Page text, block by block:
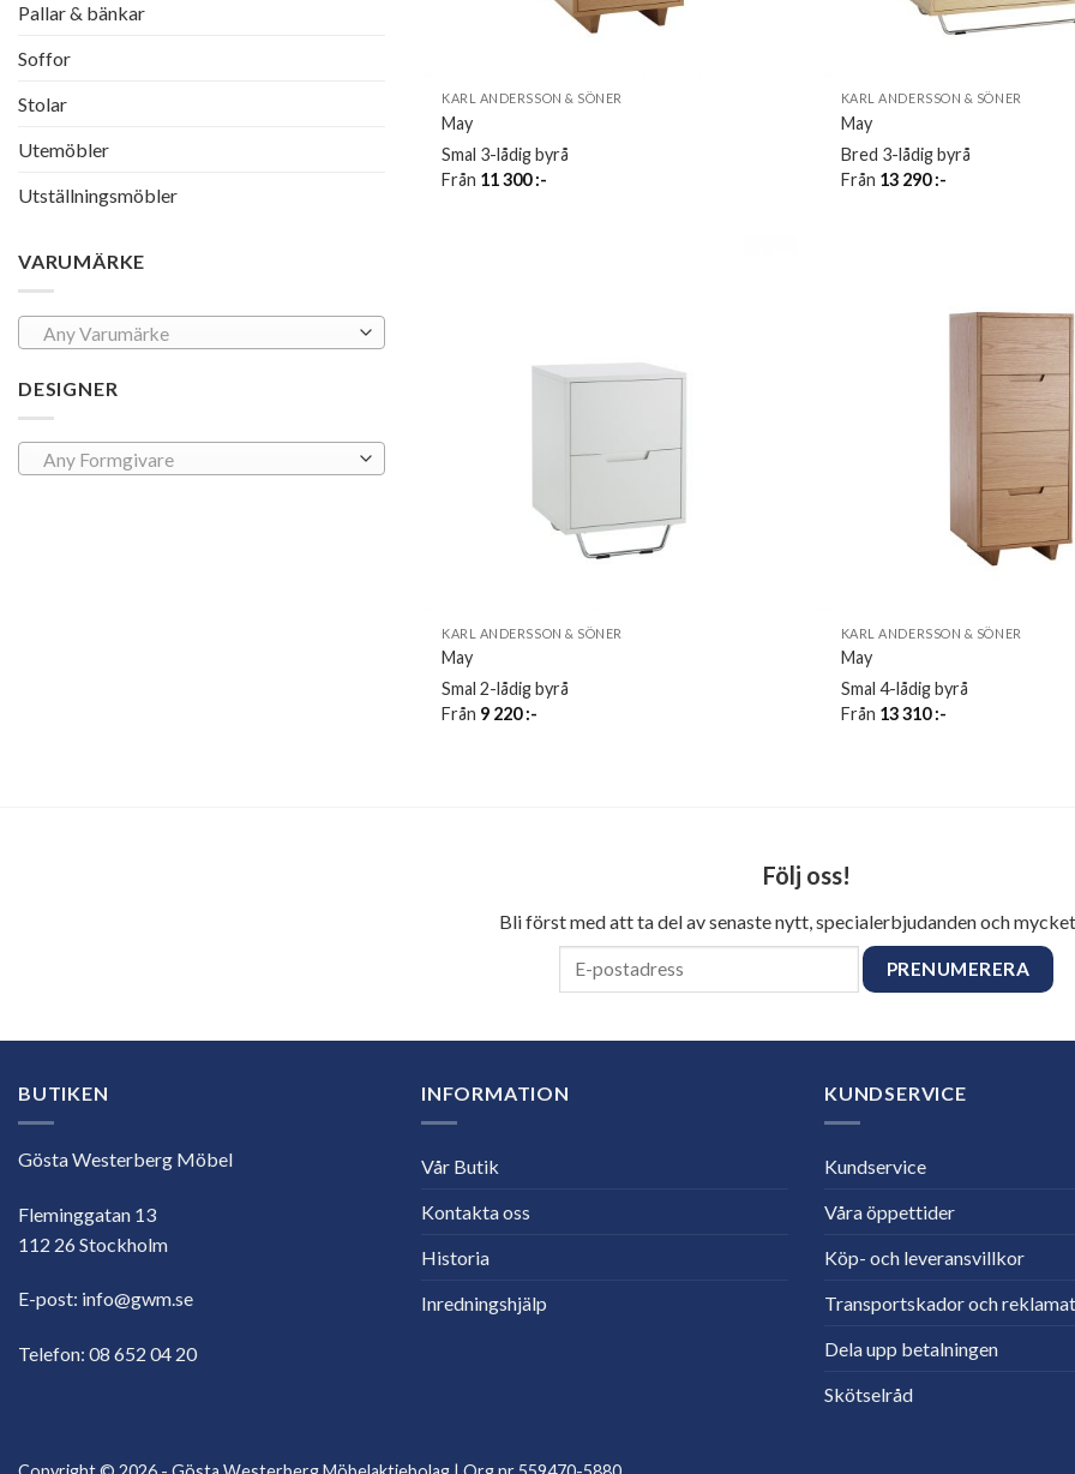
Pallar & bänkar
Soffor
Stolar
Utemöbler
Utställningsmöbler
VARUMÄRKE
Any Varumärke
DESIGNER
Any Formgivare
KARL ANDERSSON & SÖNER
May
Smal 3-lådig byrå
Från 11 300:-
KARL ANDERSSON & SÖNER
May
Bred 3-lådig byrå
Från 13 290:-
KARL ANDERSSON & SÖNER
May
Smal 2-lådig byrå
Från 9 220:-
KARL ANDERSSON & SÖNER
May
Smal 4-lådig byrå
Från 13 310:-
Följ oss!
Bli först med att ta del av senaste nytt, specialerbjudanden och
BUTIKEN
Gösta Westerberg Möbel
Fleminggatan 13
112 26 Stockholm
E-post: info@gwm.se
Telefon: 08 652 04 20
INFORMATION
Vår Butik
Kontakta oss
Historia
Inredningshjälp
KUNDSERVICE
Kundservice
Våra öppettider
Köp- och leveransvillkor
Transportskador och
Dela upp betalningen
Skötselråd